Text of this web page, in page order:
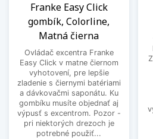
Franke Easy Click
gombík, Colorline,
Matná čierna
Ovládač excentra Franke
Easy Click v matne čiernom
vyhotovení, pre lepšie
zladenie s čiernymi batériami
a dávkovačmi saponátu. Ku
gombíku musíte objednať aj
výpusť s excentrom. Pozor -
pri niektorých drezoch je
potrebné použiť...